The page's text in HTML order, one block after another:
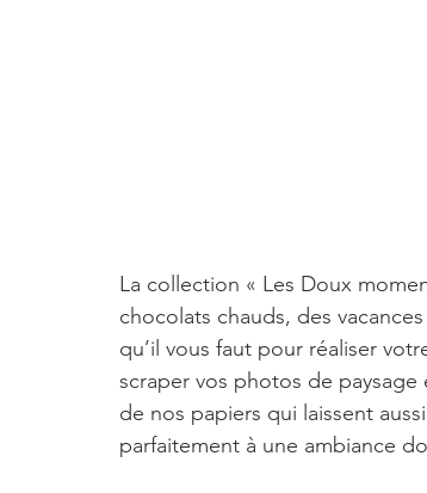
La collection « Les Doux
chocolats chauds, des
qu’il vous faut pour réaliser
scraper vos photos de
de nos papiers qui laissent
parfaitement à une ambiance